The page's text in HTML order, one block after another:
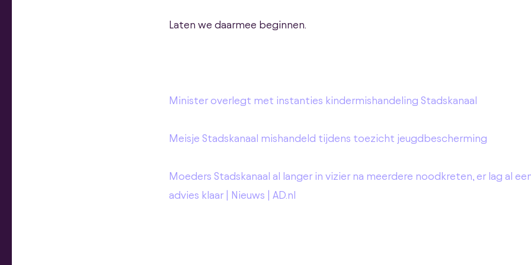
Laten we daarmee beginnen.
Minister overlegt met instanties kindermishandeling Stadskanaal
Meisje Stadskanaal mishandeld tijdens toezicht jeugdbescherming
Moeders Stadskanaal al langer in vizier na meerdere noodkreten, er lag al
advies klaar | Nieuws | AD.nl